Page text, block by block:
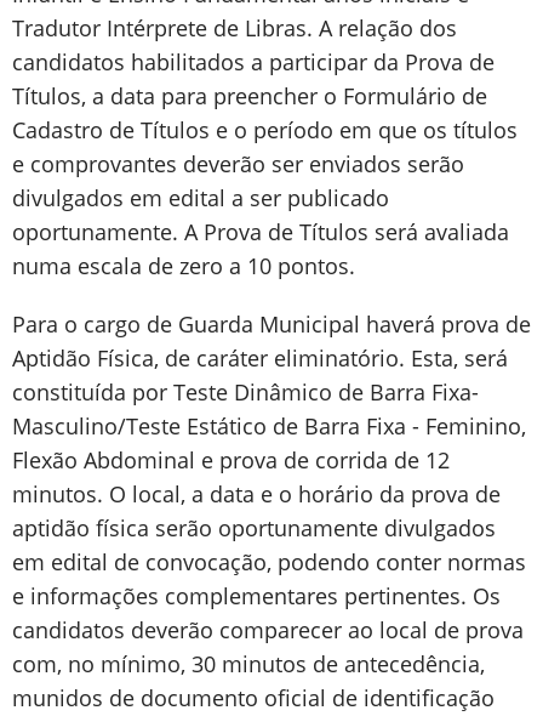
Tradutor Intérprete de Libras. A relação dos
candidatos habilitados a participar da Prova de
Títulos, a data para preencher o Formulário de
Cadastro de Títulos e o período em que os títulos
e comprovantes deverão ser enviados serão
divulgados em edital a ser publicado
oportunamente. A Prova de Títulos será avaliada
numa escala de zero a 10 pontos.
Para o cargo de Guarda Municipal haverá prova de
Aptidão Física, de caráter eliminatório. Esta, será
constituída por Teste Dinâmico de Barra Fixa-
Masculino/Teste Estático de Barra Fixa - Feminino,
Flexão Abdominal e prova de corrida de 12
minutos. O local, a data e o horário da prova de
aptidão física serão oportunamente divulgados
em edital de convocação, podendo conter normas
e informações complementares pertinentes. Os
candidatos deverão comparecer ao local de prova
com, no mínimo, 30 minutos de antecedência,
munidos de documento oficial de identificação